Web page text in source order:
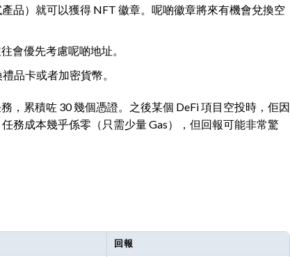
品）就可以獲得 NFT 徽章。呢啲徽章將來有機會兌換空
會優先考慮呢啲地址。
品卡或者加密貨幣。
，累積咗 30 幾個憑證。之後某個 DeFi 項目空投時，佢因
務成本幾乎係零（只需少量 Gas），但回報可能非常驚
回報